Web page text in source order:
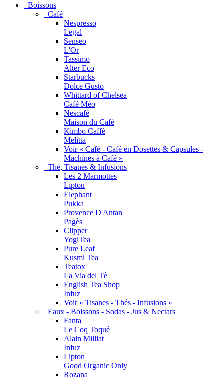
Boissons
Café
Nespresso
Legal
Senseo
L'Or
Tassimo
Alter Eco
Starbucks
Dolce Gusto
Whittard of Chelsea
Café Méo
Nescafé
Maison du Café
Kimbo Caffè
Melitta
Voir « Café - Café en Dosettes & Capsules -
Machines à Café »
Thé, Tisanes & Infusions
Les 2 Marmottes
Lipton
Elephant
Pukka
Provence D'Antan
Pagès
Clipper
YogiTea
Pure Leaf
Kusmi Tea
Teatox
La Via del Tè
English Tea Shop
Infuz
Voir « Tisanes - Thés - Infusions »
Eaux - Boissons - Sodas - Jus & Nectars
Fanta
Le Coq Toqué
Alain Milliat
Infuz
Lipton
Good Organic Only
Rozana